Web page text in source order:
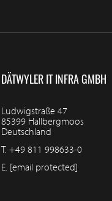
DÄTWYLER IT INFRA GMBH
Ludwigstraße 47
85399 Hallbergmoos
Deutschland
T. +49 811 998633-0
E. [email protected]